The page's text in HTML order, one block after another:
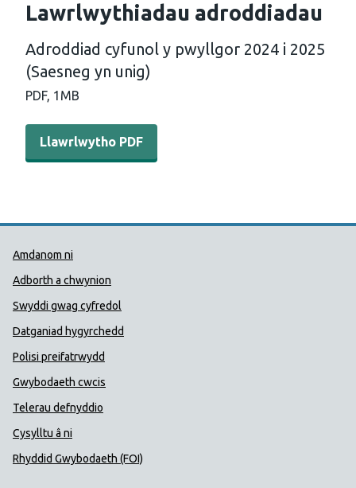
Lawrlwythiadau adroddiadau
Adroddiad cyfunol y pwyllgor 2024 i 2025
(Saesneg yn unig)
PDF, 1MB
Llawrlwytho PDF - Adroddiad cyfunol y pwyllgor 2024 i
Llawrlwytho PDF
Dolenni Cymorth Iechyd
Amdanom ni
Adborth a chwynion
Swyddi gwag cyfredol
Datganiad hygyrchedd
Polisi preifatrwydd
Gwybodaeth cwcis
Telerau defnyddio
Cysylltu â ni
Rhyddid Gwybodaeth (FOI)